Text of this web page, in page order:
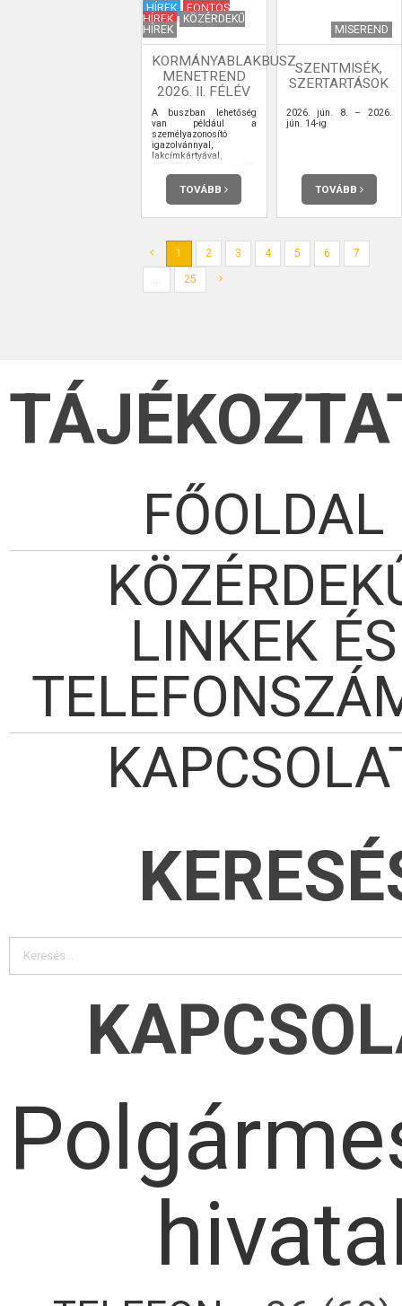
HÍREK
FONTOS
HÍREK
KÖZÉRDEKŰ
HÍREK
KORMÁNYABLAKBUSZ
MENETREND
2026. II. FÉLÉV
A buszban lehetőség
van például a
személyazonosító
igazolvánnyal,
lakcímkártyával,
útlevéllel, vezetői
engedéllyel kapcsolatos
ügyintézésre,
TOVÁBB
MISEREND
SZENTMISÉK,
SZERTARTÁSOK
2026. jún. 8. – 2026.
jún. 14-ig
TOVÁBB
1 2 3 4 5 6 7
... 25
FŐOLDAL
LINKEK ÉS